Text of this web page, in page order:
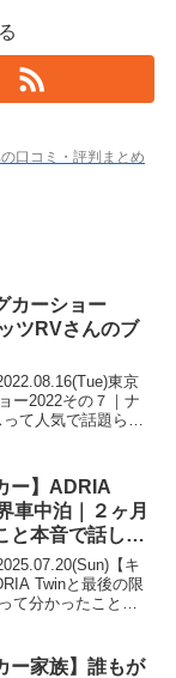
口コミ・評判まとめ
カーショー
ツRVさんのブ
東京
ー2022その７｜ナ
て人気で話題らし
ー】ADRIA
車中泊｜２ヶ月
と本音で話しま
【キ
Twinと最後の限
て分かったこと本
ー家族】誰もが